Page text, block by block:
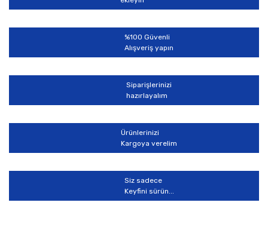
%100 Güvenli
Alışveriş yapın
Siparişlerinizi
hazırlayalım
Ürünlerinizi
Kargoya verelim
Siz sadece
Keyfini sürün...